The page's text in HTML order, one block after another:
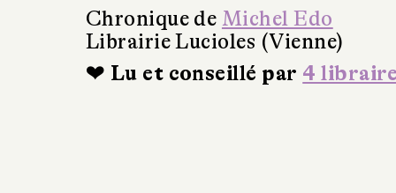
Chronique de Michel Edo
Librairie Lucioles (Vienne)
❤ Lu et conseillé par 4